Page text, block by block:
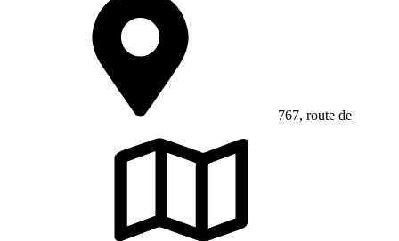
767, route de